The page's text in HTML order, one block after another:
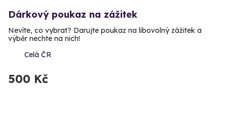
Dárkový poukaz na zážitek
Nevíte, co vybrat? Darujte poukaz na libovolný zážitek a
výběr nechte na nich!
Celá ČR
500 Kč